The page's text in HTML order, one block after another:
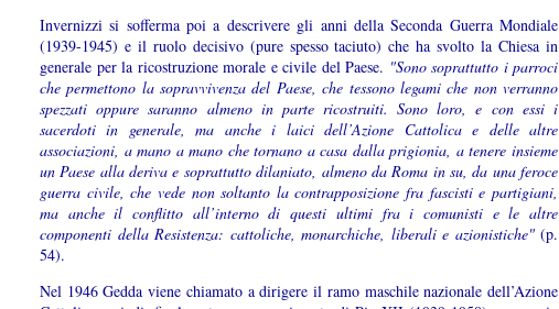
Invernizzi si sofferma poi a descrivere gli anni della Seconda Guerra Mondiale
(1939-1945) e il ruolo decisivo (pure spesso taciuto) che ha svolto la Chiesa in
generale per la ricostruzione morale e civile del Paese. "Sono soprattutto i parroci
che permettono la sopravvivenza del Paese, che tessono legami che non verranno
spezzati oppure saranno almeno in parte ricostruiti. Sono loro, e con essi i
sacerdoti in generale, ma anche i laici dell’Azione Cattolica e delle altre
associazioni, a mano a mano che tornano a casa dalla prigionia, a tenere insieme
un Paese alla deriva e soprattutto dilaniato, almeno da Roma in su, da una feroce
guerra civile, che vede non soltanto la contrapposizione fra fascisti e partigiani,
ma anche il conflitto all’interno di questi ultimi fra i comunisti e le altre
componenti della Resistenza: cattoliche, monarchiche, liberali e azionistiche"(p.
54).
Nel 1946 Gedda viene chiamato a dirigere il ramo maschile nazionale dell’Azione